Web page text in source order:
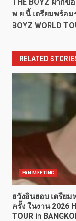
THE BOYZ ฝาก
พ.ย.นี้ เตรียมพร้อม
BOYZ WORLD
RELATED
FAN MEETING
ฮวังอินยอบ เตรีย
ครั้ง ในงาน 2026
TOUR in